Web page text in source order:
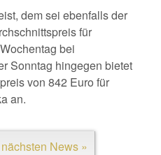
dem sei ebenfalls der
für
bei
Sonntag hingegen bietet
von 842 Euro für
an.
News »